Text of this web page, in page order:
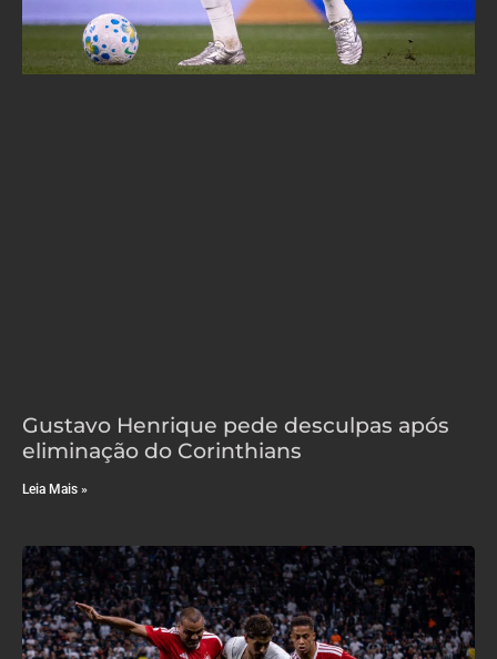
Gustavo Henrique pede desculpas após
eliminação do Corinthians
Leia Mais »